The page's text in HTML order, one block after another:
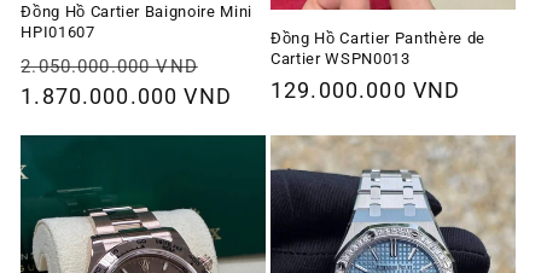
Đồng Hồ Cartier Baignoire Mini
HPI01607
Giá
thông
2.050.000.000 VND
ưu
1.870.000.000 VND
Đồng Hồ Cartier Panthère de
Cartier WSPN0013
Giá
thường
129.000.000 VND